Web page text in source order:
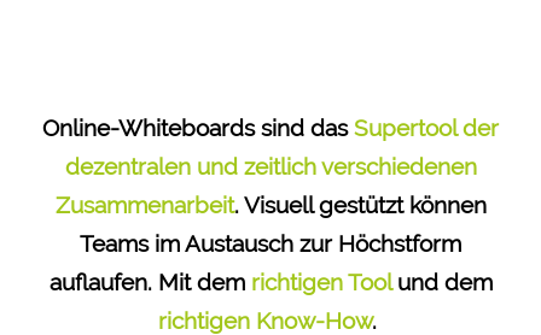
Online-Whiteboards sind dasSupertool der
dezentralen und zeitlich verschiedenen
Zusammenarbeit. Visuell gestützt können
Teams im Austausch zur Höchstform
auflaufen. Mit dem richtigen Toolund dem
richtigen Know-How.